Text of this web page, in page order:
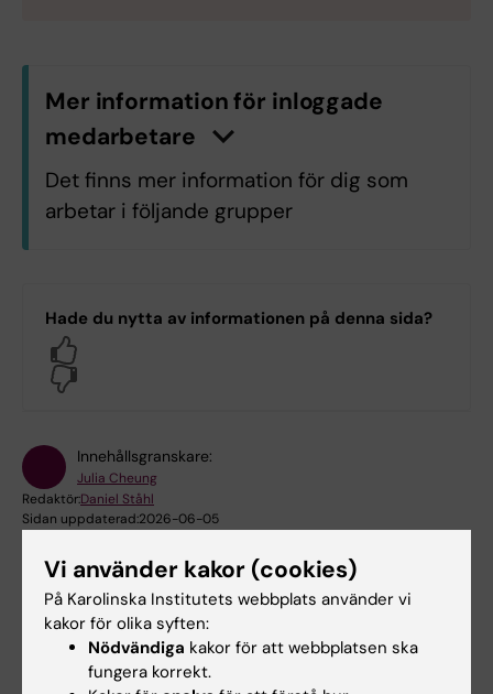
Mer information för inloggade
medarbetare
Klickahärförattvisa/döljainformatio
n
Det finns mer information för dig som
arbetar i följande grupper
Logga in med KI-ID
Hade du nytta av informationen på denna sida?
Innehållsgranskare:
Julia Cheung
Redaktör:Daniel Ståhl
Sidan uppdaterad:2026-06-05
Dela
Vi använder kakor (cookies)
På Karolinska Institutets webbplats använder vi
kakor för olika syften:
Nödvändiga kakor för att webbplatsen ska
fungera korrekt.